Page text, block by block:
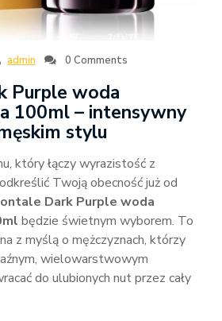
admin 0 Comments
Purple woda
100ml – intensywny
stylu
który łączy wyrazistość z
Twoją obecność już od
Dark Purple woda
będzie świetnym wyborem. To
z myślą o mężczyznach, którzy
wielowarstwowym
do ulubionych nut przez cały